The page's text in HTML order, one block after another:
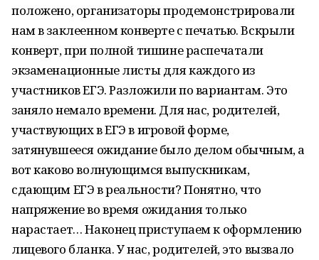
положено, организаторы продемонстрировали
нам в заклеенном конверте с печатью. Вскрыли
конверт, при полной тишине распечатали
экзаменационные листы для каждого из
участников ЕГЭ. Разложили по вариантам. Это
заняло немало времени. Для нас, родителей,
участвующих в ЕГЭ в игровой форме,
затянувшееся ожидание было делом обычным, а
вот каково волнующимся выпускникам,
сдающим ЕГЭ в реальности? Понятно, что
напряжение во время ожидания только
нарастает… Наконец приступаем к оформлению
лицевого бланка. У нас, родителей, это вызвало